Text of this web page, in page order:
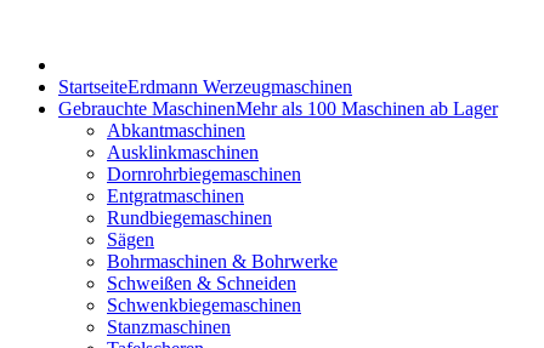
StartseiteErdmann Werzeugmaschinen
Gebrauchte MaschinenMehr als 100 Maschinen ab Lager
Abkantmaschinen
Ausklinkmaschinen
Dornrohrbiegemaschinen
Entgratmaschinen
Rundbiegemaschinen
Sägen
Bohrmaschinen & Bohrwerke
Schweißen & Schneiden
Schwenkbiegemaschinen
Stanzmaschinen